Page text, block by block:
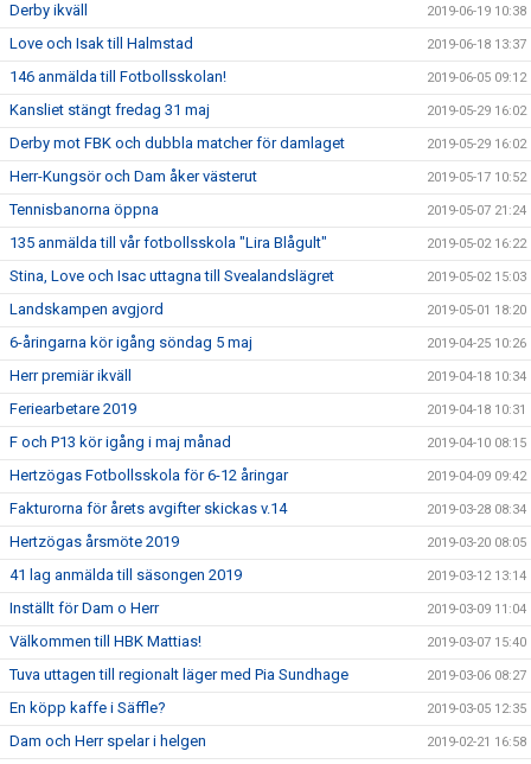
Derby ikväll 2019-06-19 10:38
Love och Isak till Halmstad 2019-06-18 13:37
146 anmälda till Fotbollsskolan! 2019-06-05 09:12
Kansliet stängt fredag 31 maj 2019-05-29 16:02
Derby mot FBK och dubbla matcher för damlaget 2019-05-29 16:02
Herr-Kungsör och Dam åker västerut 2019-05-17 10:52
Tennisbanorna öppna 2019-05-07 21:24
135 anmälda till vår fotbollsskola "Lira Blågult" 2019-05-02 16:22
Stina, Love och Isac uttagna till Svealandslägret 2019-05-02 15:03
Landskampen avgjord 2019-05-01 18:20
6-åringarna kör igång söndag 5 maj 2019-04-25 10:26
Herr premiär ikväll 2019-04-18 10:34
Feriearbetare 2019 2019-04-18 10:31
F och P13 kör igång i maj månad 2019-04-10 08:15
Hertzögas Fotbollsskola för 6-12 åringar 2019-04-09 09:42
Fakturorna för årets avgifter skickas v.14 2019-03-28 08:34
Hertzögas årsmöte 2019 2019-03-20 08:05
41 lag anmälda till säsongen 2019 2019-03-12 13:14
Inställt för Dam o Herr 2019-03-09 11:04
Välkommen till HBK Mattias! 2019-03-07 15:40
Tuva uttagen till regionalt läger med Pia Sundhage 2019-03-06 08:27
En köpp kaffe i Säffle? 2019-03-05 12:35
Dam och Herr spelar i helgen 2019-02-21 16:58